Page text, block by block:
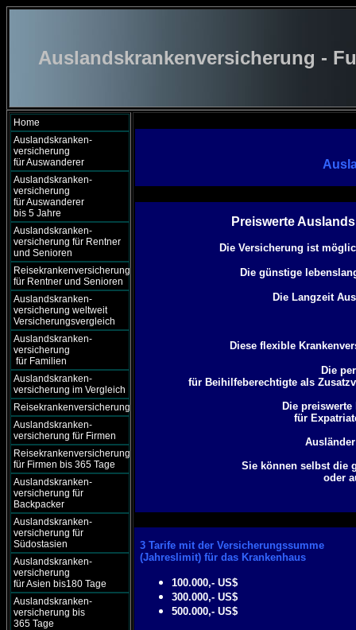
Auslandskrankenversicherung -
Home
Auslandskranken-
versicherung
für Auswanderer
Auslandskranken-
versicherung
für Auswanderer
bis 5 Jahre
Auslandskranken-
versicherung für Rentner
und Senioren
Reisekrankenversicherung
für Rentner und Senioren
Auslandskranken-
versicherung weltweit
Versicherungsvergleich
Auslandskranken-
versicherung
für Familien
Auslandskranken-
versicherung im Vergleich
Reisekrankenversicherung
Auslandskranken-
versicherung für Firmen
Reisekrankenversicherung
für Firmen bis 365 Tage
Auslandskranken-
versicherung für
Backpacker
Auslandskranken-
versicherung für
Südostasien
Auslandskranken-
versicherung
für Asien bis180 Tage
Auslandskranken-
versicherung bis
365 Tage
Preiswerte
Die Versicherung ist
Die günstige
Die Langzeit
Diese flexible
Die
für Beihilfeberechtigte als
Die
für
Sie können selbst die
oder
3 Tarife mit der Versicherungssumme
(Jahreslimit)für das Krankenhaus
100.000,- US$
300.000,- US$
500.000,- US$